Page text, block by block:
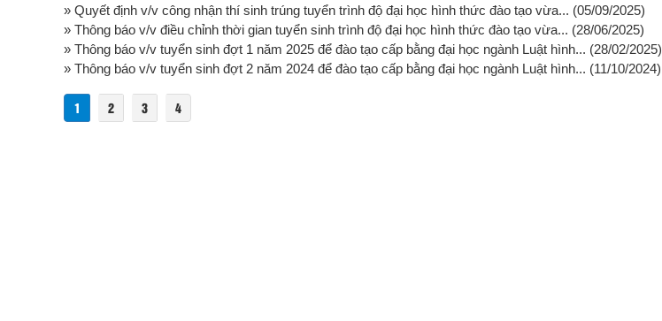
» Quyết định v/v công nhận thí sinh trúng tuyển trình độ đại học hình thức đào tạo vừa... (05/09/2025)
» Thông báo v/v điều chỉnh thời gian tuyển sinh trình độ đại học hình thức đào tạo vừa... (28/06/2025)
» Thông báo v/v tuyển sinh đợt 1 năm 2025 để đào tạo cấp bằng đại học ngành Luật hình... (28/02/2025)
» Thông báo v/v tuyển sinh đợt 2 năm 2024 để đào tạo cấp bằng đại học ngành Luật hình... (11/10/2024)
1 2 3 4